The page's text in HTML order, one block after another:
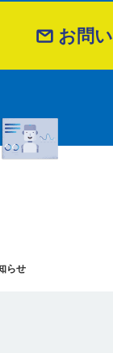
お問
らせ